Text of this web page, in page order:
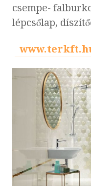
csempe-
lépcsőlap,